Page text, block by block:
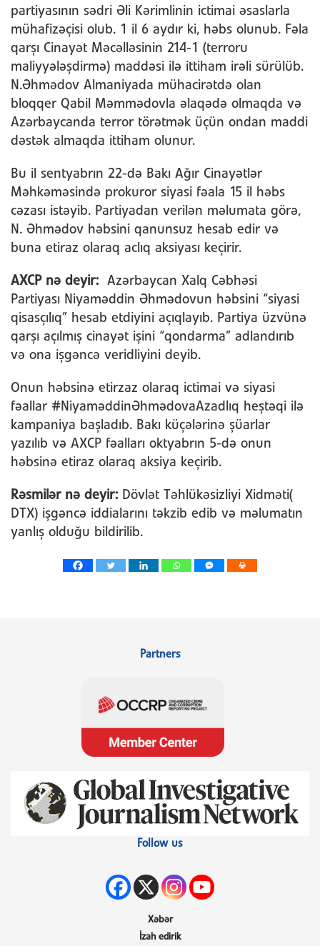
partiyasının sədri Əli Kərimlinin ictimai əsaslarla
mühafizəçisi olub. 1 il 6 aydır ki, həbs olunub. Fəla
qarşı Cinayət Məcəlləsinin 214-1 (terroru
maliyyələşdirmə) maddəsi ilə ittiham irəli sürülüb.
N.Əhmədov Almaniyada mühacirətdə olan
bloqqer Qabil Məmmədovla əlaqədə olmaqda və
Azərbaycanda terror törətmək üçün ondan maddi
dəstək almaqda ittiham olunur.
Bu il sentyabrın 22-də Bakı Ağır Cinayətlər
Məhkəməsində prokuror siyasi fəala 15 il həbs
cəzası istəyib. Partiyadan verilən məlumata görə,
N. Əhmədov həbsini qanunsuz hesab edir və
buna etiraz olaraq aclıq aksiyası keçirir.
AXCP nə deyir: Azərbaycan Xalq Cəbhəsi
Partiyası Niyaməddin Əhmədovun həbsini “siyasi
qisasçılıq” hesab etdiyini açıqlayıb. Partiya üzvünə
qarşı açılmış cinayət işini “qondarma” adlandırıb
və ona işgəncə veridliyini deyib.
Onun həbsinə etirzaz olaraq ictimai və siyasi
fəallar #NiyaməddinƏhmədovaAzadlıq heştəqi ilə
kampaniya başladıb. Bakı küçələrinə şüarlar
yazılıb və AXCP fəalları oktyabrın 5-də onun
həbsinə etiraz olaraq aksiya keçirib.
Rəsmilər nə deyir: Dövlət Təhlükəsizliyi Xidməti(
DTX) işgəncə iddialarını təkzib edib və məlumatın
yanlış olduğu bildirilib.
Partners
Follow us
Xəbər
İzah edirik